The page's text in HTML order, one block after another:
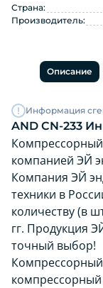
Страна:
Производитель:
Описание
Информация
AND CN-233
Компрессорный
компанией ЭЙ
Компания ЭЙ
техники в
количеству (в
гг. Продукция
точный выбор!
Компрессорный
компрессорный